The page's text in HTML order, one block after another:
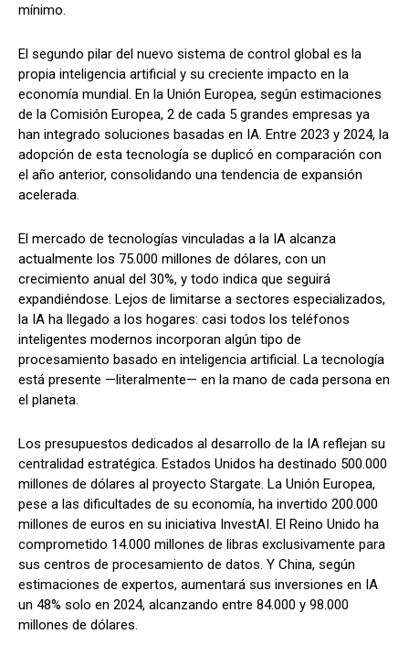
mínimo.
El segundo pilar del nuevo sistema de control global es la
propia inteligencia artificial y su creciente impacto en la
economía mundial. En la Unión Europea, según estimaciones
de la Comisión Europea, 2 de cada 5 grandes empresas ya
han integrado soluciones basadas en IA. Entre 2023 y 2024, la
adopción de esta tecnología se duplicó en comparación con
el año anterior, consolidando una tendencia de expansión
acelerada.
El mercado de tecnologías vinculadas a la IA alcanza
actualmente los 75.000 millones de dólares, con un
crecimiento anual del 30%, y todo indica que seguirá
expandiéndose. Lejos de limitarse a sectores especializados,
la IA ha llegado a los hogares: casi todos los teléfonos
inteligentes modernos incorporan algún tipo de
procesamiento basado en inteligencia artificial. La tecnología
está presente —literalmente— en la mano de cada persona en
el planeta.
Los presupuestos dedicados al desarrollo de la IA reflejan su
centralidad estratégica. Estados Unidos ha destinado 500.000
millones de dólares al proyecto Stargate. La Unión Europea,
pese a las dificultades de su economía, ha invertido 200.000
millones de euros en su iniciativa InvestAI. El Reino Unido ha
comprometido 14.000 millones de libras exclusivamente para
sus centros de procesamiento de datos. Y China, según
estimaciones de expertos, aumentará sus inversiones en IA
un 48% solo en 2024, alcanzando entre 84.000 y 98.000
millones de dólares.